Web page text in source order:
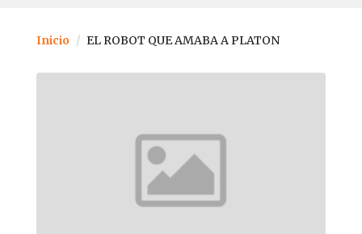
Inicio EL ROBOT QUE AMABA A PLATON